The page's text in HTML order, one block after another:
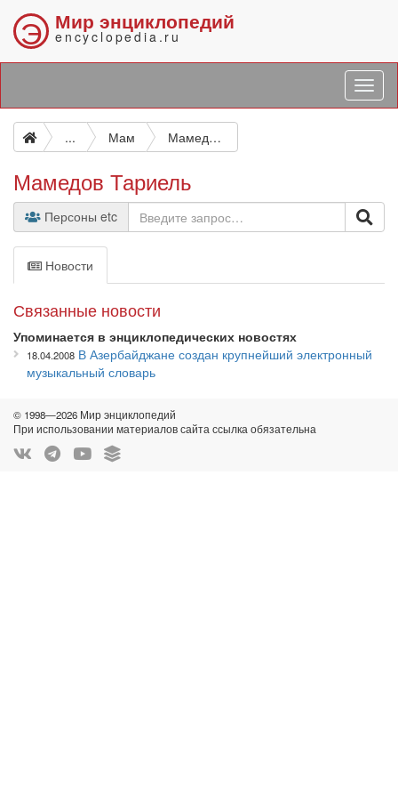
Э Мир энциклопедий
encyclopedia.ru
... Мам Мамедов Тариель
Мамедов Тариель
Персоны etc
Новости
Связанные новости
Упоминается в энциклопедических новостях
18.04.2008 В Азербайджане создан крупнейший электронный
музыкальный словарь
© 1998—2026 Мир энциклопедий
При использовании материалов сайта ссылка обязательна